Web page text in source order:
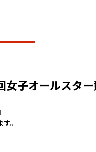
女子オールスタ
。